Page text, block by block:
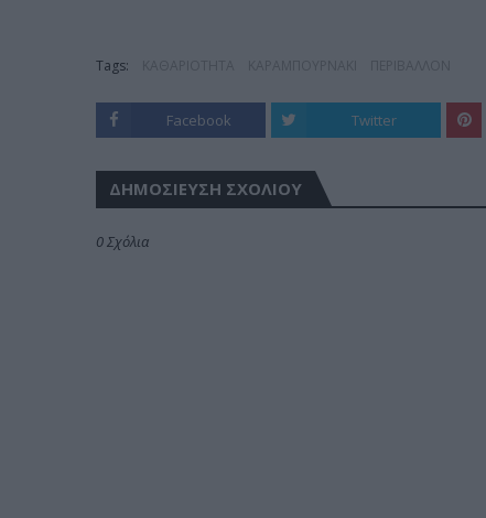
Tags:
Facebook Twitter
ΔΗΜΟΣΊΕΥΣΗ ΣΧΟΛΊΟΥ
0 Σχόλια